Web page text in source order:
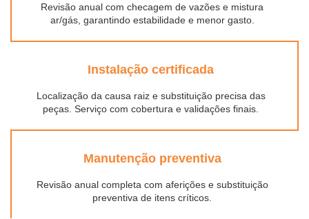
Revisão anual com checagem de vazões e mistura
ar/gás, garantindo estabilidade e menor gasto.
Instalação certificada
Localização da causa raiz e substituição precisa das
peças. Serviço com cobertura e validações finais.
Manutenção preventiva
Revisão anual completa com aferições e substituição
preventiva de itens críticos.